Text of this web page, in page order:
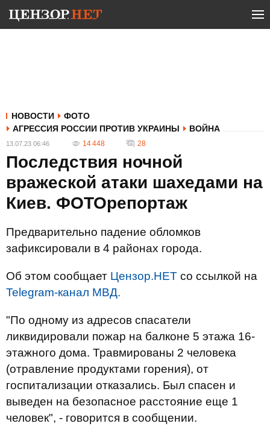
НОВОСТИ
ФОТО
АГРЕССИЯ РОССИИ ПРОТИВ УКРАИНЫ
ВОЙНА
13.07.23 06:46 14 448 28
Последствия ночной
вражеской атаки шахедами на
Киев. ФОТОрепортаж
Предварительно падение обломков
зафиксировали в 4 районах города.
Об этом сообщает Цензор.НЕТ со ссылкой на
Telegram-канал МВД.
"По одному из адресов спасатели
ликвидировали пожар на балконе 5 этажа 16-
этажного дома. Травмированы 2 человека
(отравление продуктами горения), от
госпитализации отказались. Был спасен и
выведен на безопасное расстояние еще 1
человек", - говорится в сообщении.